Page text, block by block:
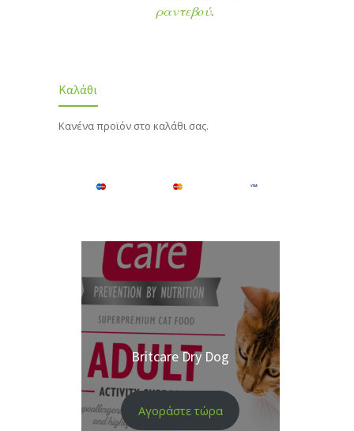
ραντεβού.
Καλάθι
Κανένα προϊόν στο καλάθι σας.
Britcare Dry Dog
Αγοράστε τώρα